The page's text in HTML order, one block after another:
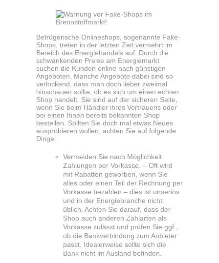
Betrügerische Onlineshops, sogenannte Fake-
Shops, treten in der letzten Zeit vermehrt im
Bereich des Energiehandels auf. Durch die
schwankenden Preise am Energiemarkt
suchen die Kunden online nach günstigen
Angeboten. Manche Angebote dabei sind so
verlockend, dass man doch lieber zweimal
hinschauen sollte, ob es sich um einen echten
Shop handelt. Sie sind auf der sicheren Seite,
wenn Sie beim Händler ihres Vertrauens oder
bei einen Ihnen bereits bekannten Shop
bestellen. Sollten Sie doch mal etwas Neues
ausprobieren wollen, achten Sie auf folgende
Dinge:
Vermeiden Sie nach Möglichkeit
Zahlungen per Vorkasse. – Oft wird
mit Rabatten geworben, wenn Sie
alles oder einen Teil der Rechnung per
Vorkasse bezahlen – dies ist unseriös
und in der Energiebranche nicht
üblich. Achten Sie darauf, dass der
Shop auch anderen Zahlarten als
Vorkasse zulässt und prüfen Sie ggf.,
ob die Bankverbindung zum Anbieter
passt. Idealerweise sollte sich die
Bank nicht im Ausland befinden.